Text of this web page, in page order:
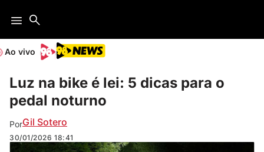
Ao vivo
Luz na bike é lei: 5 dicas para o
pedal noturno
PorGil Sotero
30/01/2026 18:41